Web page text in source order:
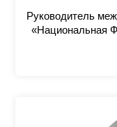
Руководитель
«Национальная